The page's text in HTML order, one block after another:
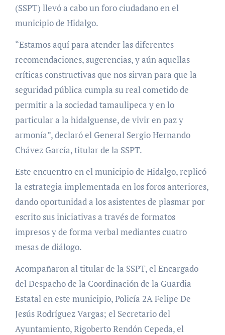
(SSPT) llevó a cabo un foro ciudadano en el
municipio de Hidalgo.
“Estamos aquí para atender las diferentes
recomendaciones, sugerencias, y aún aquellas
críticas constructivas que nos sirvan para que la
seguridad pública cumpla su real cometido de
permitir a la sociedad tamaulipeca y en lo
particular a la hidalguense, de vivir en paz y
armonía”, declaró el General Sergio Hernando
Chávez García, titular de la SSPT.
Este encuentro en el municipio de Hidalgo, replicó
la estrategia implementada en los foros anteriores,
dando oportunidad a los asistentes de plasmar por
escrito sus iniciativas a través de formatos
impresos y de forma verbal mediantes cuatro
mesas de diálogo.
Acompañaron al titular de la SSPT, el Encargado
del Despacho de la Coordinación de la Guardia
Estatal en este municipio, Policía 2A Felipe De
Jesús Rodríguez Vargas; el Secretario del
Ayuntamiento, Rigoberto Rendón Cepeda, el